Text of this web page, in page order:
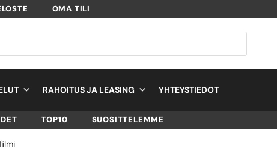
OMA TILI
RAHOITUS JA LEASING YHTEYSTIEDOT
TOP10 SUOSITTELEMME